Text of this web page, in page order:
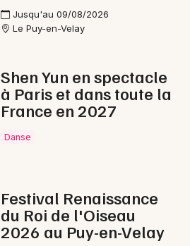
Jusqu'au 09/08/2026
Le Puy-en-Velay
Shen Yun en spectacle
à Paris et dans toute la
France en 2027
Danse
Festival Renaissance
du Roi de l'Oiseau
2026 au Puy-en-Velay